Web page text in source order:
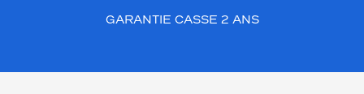
GARANTIE CASSE 2 ANS